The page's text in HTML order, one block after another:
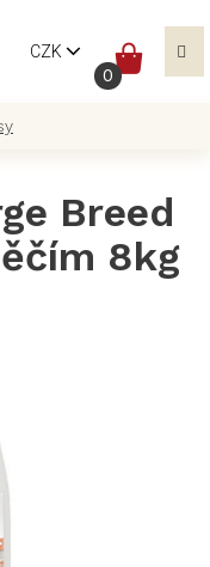
CZK
Breed
8kg